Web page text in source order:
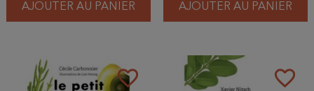
AJOUTER AU PANIER AJOUTER AU PANIER
favorite_border favorite_border